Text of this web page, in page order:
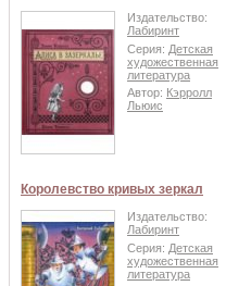
Издательство:
Лабиринт
Серия: Детская
художественная
литература
Автор: Кэрролл
Льюис
Королевство кривых зеркал
Издательство:
Лабиринт
Серия: Детская
художественная
литература